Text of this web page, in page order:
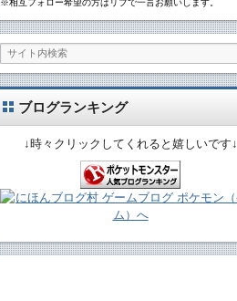
※相互フォロー希望の方はリプで一言お願いします。
ブログランキング
↓時々クリックしてくれると嬉しいです↓